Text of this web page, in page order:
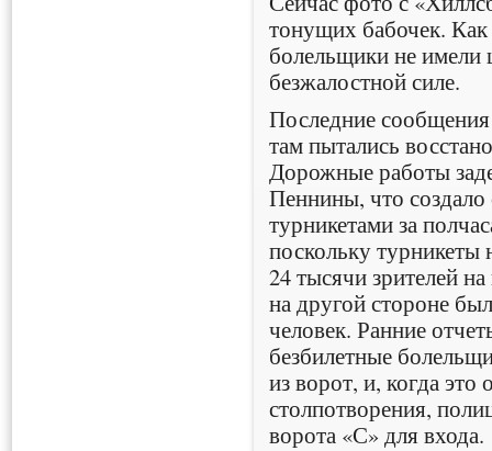
тонущих бабочек.
болельщики не имели
безжалостной силе.
Последние
там пытались
Дорожные работы
Пеннины, что
турникетами за
поскольку турникеты
24 тысячи зрителей
на другой стороне
человек. Ранние
безбилетные
из ворот, и, когда
столпотворения,
ворота «С» для входа.